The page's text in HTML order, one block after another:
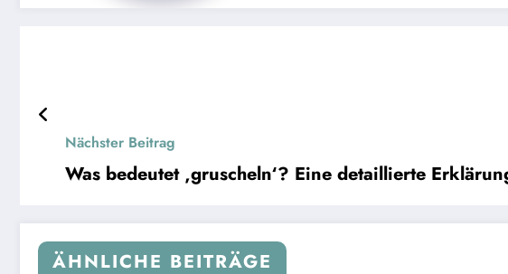
Nächster Beitrag
Was bedeutet ‚gruscheln‘? Eine detaillierte
ÄHNLICHE BEITRÄGE